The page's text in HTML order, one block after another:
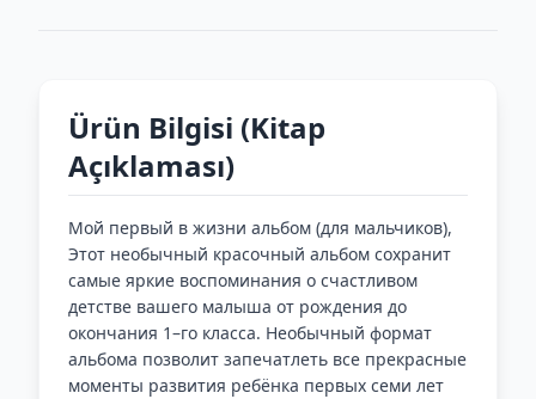
Ürün Bilgisi (Kitap
Açıklaması)
Мой первый в жизни альбом (для мальчиков),
Этот необычный красочный альбом сохранит
самые яркие воспоминания о счастливом
детстве вашего малыша от рождения до
окончания 1–го класса. Необычный формат
альбома позволит запечатлеть все прекрасные
моменты развития ребёнка первых семи лет